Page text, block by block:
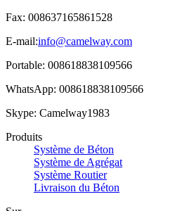
Fax: 008637165861528
E-mail:info@camelway.com
Portable: 008618838109566
WhatsApp: 008618838109566
Skype: Camelway1983
Produits
Système de Béton
Système de Agrégat
Système Routier
Livraison du Béton